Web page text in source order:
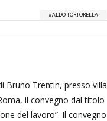
ALDO TORTORELLA
Bruno Trentin, presso villa
il convegno dal titolo
del lavoro”. Il convegno